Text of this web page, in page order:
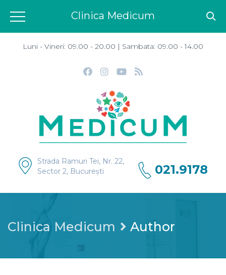
Luni - Vineri: 09.00 - 20.00 | Sambata: 09.00 - 14.00
Strada Ramuri Tei, Nr. 22,
Sector 2, București
021.9178
Clinica Medicum Author
Clinica Medicum